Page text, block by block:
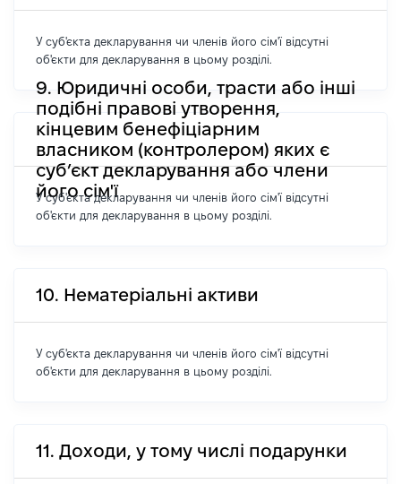
У суб'єкта декларування чи членів його сім'ї відсутні
об'єкти для декларування в цьому розділі.
9. Юридичні особи, трасти або інші
подібні правові утворення,
кінцевим бенефіціарним
власником (контролером) яких є
суб’єкт декларування або члени
його сім'ї
У суб'єкта декларування чи членів його сім'ї відсутні
об'єкти для декларування в цьому розділі.
10. Нематеріальні активи
У суб'єкта декларування чи членів його сім'ї відсутні
об'єкти для декларування в цьому розділі.
11. Доходи, у тому числі подарунки